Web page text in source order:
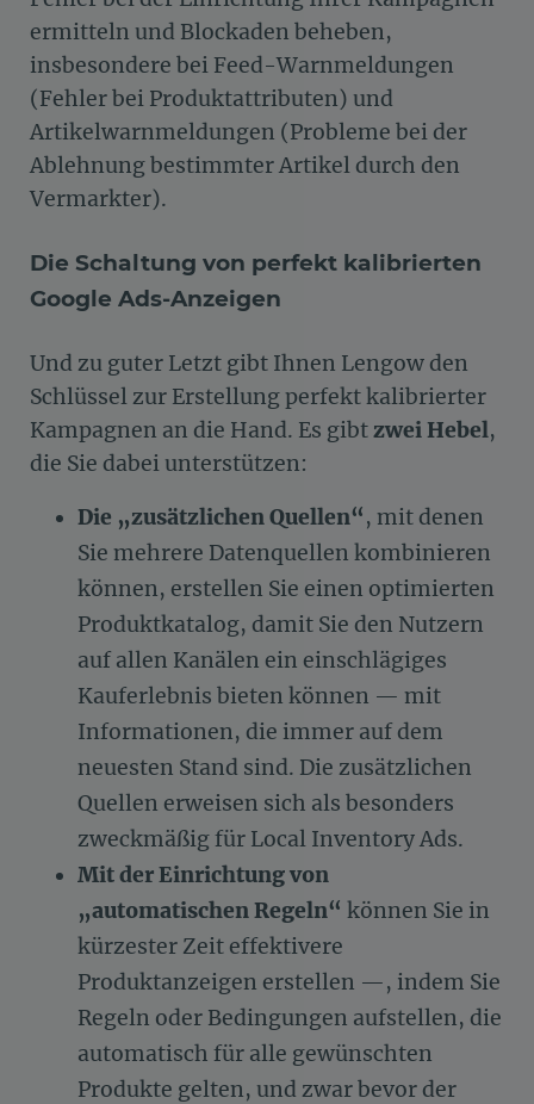
ermitteln und Blockaden beheben,
insbesondere bei Feed-Warnmeldungen
(Fehler bei Produktattributen) und
Artikelwarnmeldungen (Probleme bei der
Ablehnung bestimmter Artikel durch den
Vermarkter).
Die Schaltung von perfekt kalibrierten
Google Ads-Anzeigen
Und zu guter Letzt gibt Ihnen Lengow den
Schlüssel zur Erstellung perfekt kalibrierter
Kampagnen an die Hand. Es gibtzwei Hebel,
die Sie dabei unterstützen:
Die „zusätzlichen Quellen“, mit denen
Sie mehrere Datenquellen kombinieren
können, erstellen Sie einen optimierten
Produktkatalog, damit Sie den Nutzern
auf allen Kanälen ein einschlägiges
Kauferlebnis bieten können — mit
Informationen, die immer auf dem
neuesten Stand sind. Die zusätzlichen
Quellen erweisen sich als besonders
zweckmäßig für Local Inventory Ads.
Mit der Einrichtung von
„automatischen Regeln“ können Sie in
kürzester Zeit effektivere
Produktanzeigen erstellen —, indem Sie
Regeln oder Bedingungen aufstellen, die
automatisch für alle gewünschten
Produkte gelten, und zwar bevor der